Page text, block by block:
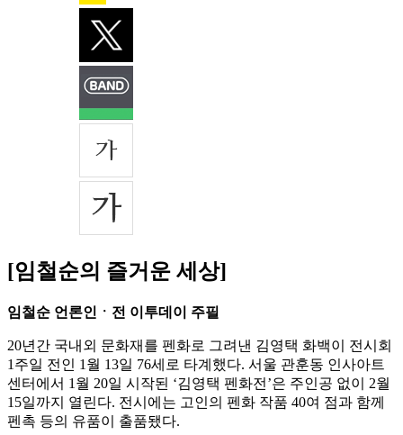
[임철순의 즐거운 세상]
임철순 언론인ㆍ전 이투데이 주필
20년간 국내외 문화재를 펜화로 그려낸 김영택 화백이 전시회
1주일 전인 1월 13일 76세로 타계했다. 서울 관훈동 인사아트
센터에서 1월 20일 시작된 ‘김영택 펜화전’은 주인공 없이 2월
15일까지 열린다. 전시에는 고인의 펜화 작품 40여 점과 함께
펜촉 등의 유품이 출품됐다.